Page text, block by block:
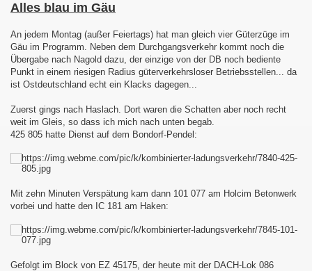
Alles blau im Gäu
An jedem Montag (außer Feiertags) hat man gleich vier Güterzüge im
Gäu im Programm. Neben dem Durchgangsverkehr kommt noch die
Übergabe nach Nagold dazu, der einzige von der DB noch bediente
Punkt in einem riesigen Radius güterverkehrsloser Betriebsstellen... da
ist Ostdeutschland echt ein Klacks dagegen...
Zuerst gings nach Haslach. Dort waren die Schatten aber noch recht
weit im Gleis, so dass ich mich nach unten begab.
425 805 hatte Dienst auf dem Bondorf-Pendel:
Mit zehn Minuten Verspätung kam dann 101 077 am Holcim Betonwerk
vorbei und hatte den IC 181 am Haken:
Gefolgt im Block von EZ 45175, der heute mit der DACH-Lok 086